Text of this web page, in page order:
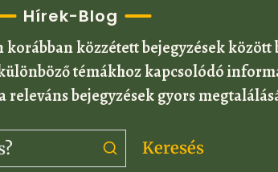
Hírek-Blog
közzétett bejegyzések
témákhoz kapcsolódó
bejegyzések gyors
Keresés